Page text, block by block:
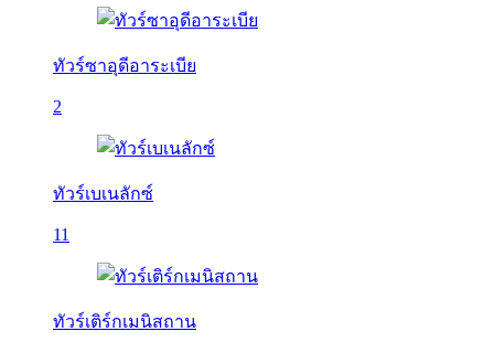
ทัวร์ซาอุดีอาระเบีย
2
ทัวร์เบเนลักซ์
11
ทัวร์เติร์กเมนิสถาน